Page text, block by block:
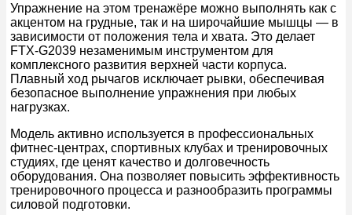
Упражнение на этом тренажёре можно выполнять как с
акцентом на грудные, так и на широчайшие мышцы — в
зависимости от положения тела и хвата. Это делает
FTX-G2039 незаменимым инструментом для
комплексного развития верхней части корпуса.
Плавный ход рычагов исключает рывки, обеспечивая
безопасное выполнение упражнения при любых
нагрузках.
Модель активно используется в профессиональных
фитнес-центрах, спортивных клубах и тренировочных
студиях, где ценят качество и долговечность
оборудования. Она позволяет повысить эффективность
тренировочного процесса и разнообразить программы
силовой подготовки.